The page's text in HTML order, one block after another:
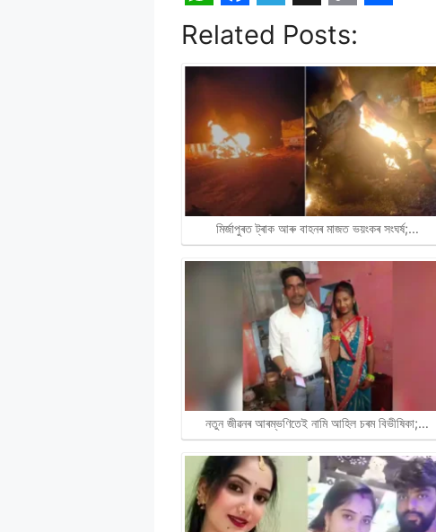
W
h
a
t
s
A
p
F
a
c
e
b
o
o
k
T
e
l
e
g
r
m
X
C
o
p
y
L
i
n
k
a
r
e
Related Posts:
মিৰ্জাপুৰত ট্ৰাক আৰু বাহনৰ মাজত ভয়ংকৰ সংঘৰ্ষ;…
নতুন জীৱনৰ আৰম্ভণিতেই নামি আহিল চৰম বিভীষিকা;…